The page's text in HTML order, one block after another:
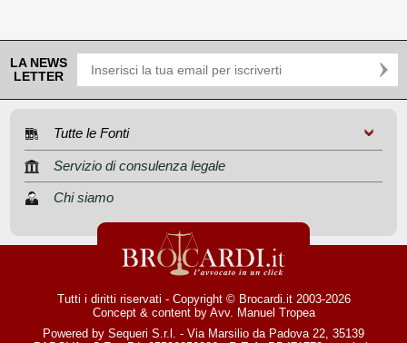
LA NEWS
LETTER
Tutte le Fonti
Servizio di consulenza legale
Chi siamo
Tutti i diritti riservati - Copyright © Brocardi.it 2003-2026
Concept & content by Avv. Manuel Tropea
Powered by Sequeri S.r.l. - Via Marsilio da Padova 22, 35139